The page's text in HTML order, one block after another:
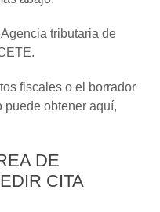
tributaria de
fiscales o el borrador
puede obtener aquí,
DE
CITA